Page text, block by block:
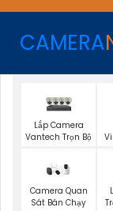
CAMERA
Lắp Camera
Vantech Trọn Bộ
Camera Quan
Sát Bán Chạy